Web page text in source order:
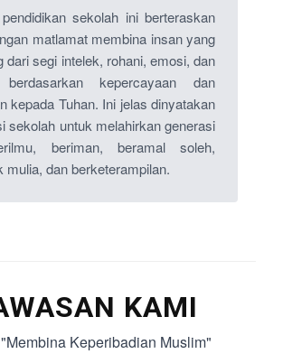
sekolah ini berteraskan
matlamat membina insan yang
dari segi intelek, rohani, emosi, dan
berdasarkan kepercayaan dan
kepada Tuhan. Ini jelas dinyatakan
sekolah untuk melahirkan generasi
beriman, beramal soleh,
mulia, dan berketerampilan.
KAMI
Keperibadian Muslim"